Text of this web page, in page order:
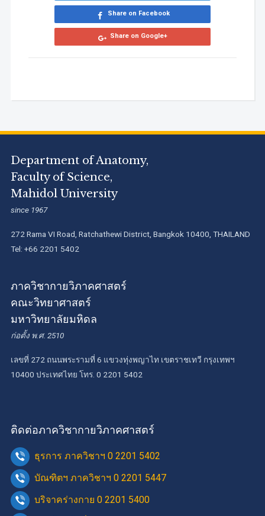
Share on Facebook
Share on Google+
Department of Anatomy,
Faculty of Science,
Mahidol University
since 1967
272 Rama VI Road, Ratchathewi District, Bangkok 10400, THAILAND
Tel: +66 2201 5402
ภาควิชากายวิภาคศาสตร์
คณะวิทยาศาสตร์
มหาวิทยาลัยมหิดล
ก่อตั้ง พ.ศ. 2510
เลขที่ 272 ถนนพระรามที่ 6 แขวงทุ่งพญาไท เขตราชเทวี กรุงเทพฯ
10400 ประเทศไทย โทร. 0 2201 5402
ติดต่อภาควิชากายวิภาคศาสตร์
ธุรการ ภาควิชาฯ 0 2201 5402
บัณฑิตฯ ภาควิชาฯ 0 2201 5447
บริจาคร่างกาย 0 2201 5400